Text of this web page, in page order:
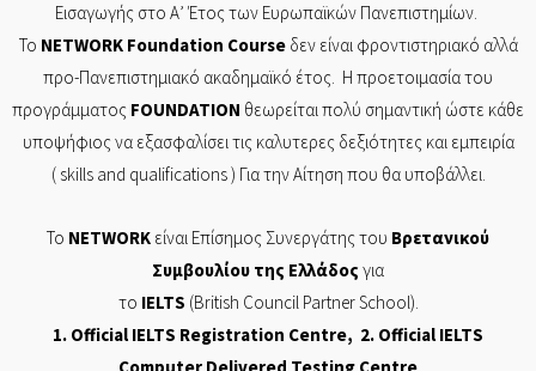
Εισαγωγής στο Α’ Έτος των Ευρωπαϊκών Πανεπιστημίων.
Το NETWORK Foundation Course δεν είναι φροντιστηριακό αλλά
προ-Πανεπιστημιακό ακαδημαϊκό έτος. Η προετοιμασία του
προγράμματος FOUNDATION θεωρείται πολύ σημαντική ώστε κάθε
υποψήφιος να εξασφαλίσει τις καλυτερες δεξιότητες και εμπειρία
( skills and qualifications) Για την Αίτηση που θα υποβάλλει.
Το NETWORK είναι Επίσημος Συνεργάτης του Βρετανικού
Συμβουλίου της Ελλάδος για
το IELTS (British Council Partner School).
1. Official IELTS Registration Centre, 2. Official IELTS